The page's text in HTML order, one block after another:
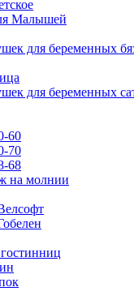
Малышей
для беременных
для беременных
60
70
68
на молнии